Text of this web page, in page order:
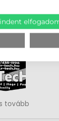
Rucska
2026-05-29
volt a
tovább